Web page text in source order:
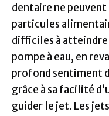
dentaire ne
particules
difficiles à atteindre
pompe à eau, en
profond sentiment
grâce à sa facilité
guider le jet. Les